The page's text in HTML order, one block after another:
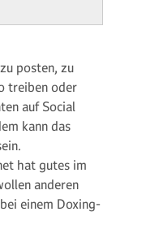
posten, zu
treiben oder
auf Social
kann das
hat gutes im
anderen
einem Doxing-